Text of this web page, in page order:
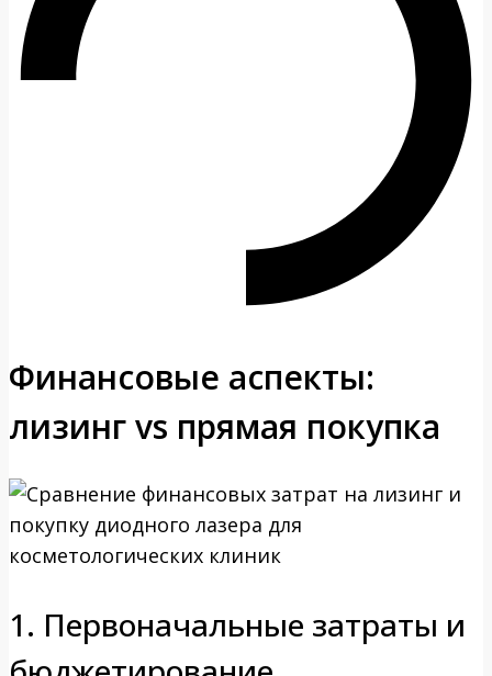
Финансовые аспекты:
лизинг vs прямая покупка
1. Первоначальные затраты и